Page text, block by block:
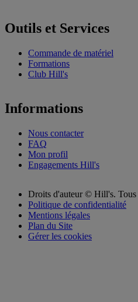
Outils et Services
Commande de matériel
Formations
Club Hill's
Informations
Nous contacter
FAQ
Mon profil
Engagements Hill's
Droits d'auteur © Hill's. Tous
Politique de confidentialité
Mentions légales
Plan du Site
Gérer les cookies